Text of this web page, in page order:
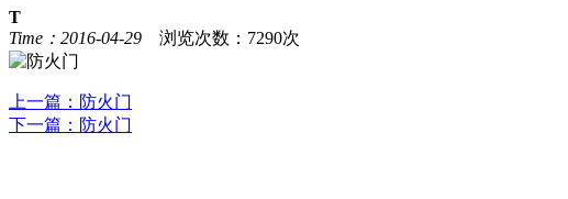
T
Time：2016-04-29
浏览次数：7290次
上一篇： 防火门
下一篇： 防火门